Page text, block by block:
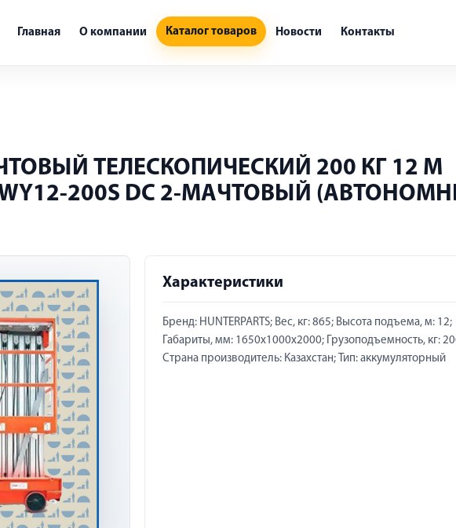
Главная О компании Каталог товаров Новости Контакты
ТЕЛЕСКОПИЧЕСКИЙ 200 КГ 12 М
200S DC 2-МАЧТОВЫЙ
Характеристики
Бренд: HUNTERPARTS; Вес, кг: 865; Высота подъема, м: 12;
Габариты, мм: 1650х1000х2000; Грузоподъемность, кг:
Страна производитель: Казахстан; Тип: аккумуляторный